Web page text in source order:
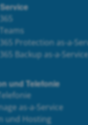
Protection as-a-
Backup as-a-Service
und Telefonie
as-a-Service
und Hosting